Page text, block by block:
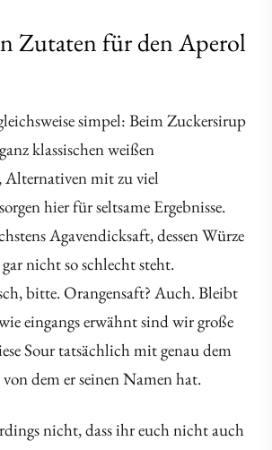
Zutaten für den Aperol
simpel: Beim Zuckersirup
klassischen weißen
mit zu viel
hier für seltsame Ergebnisse.
Agavendicksaft, dessen Würze
nicht so schlecht steht.
bitte. Orangensaft? Auch. Bleibt
eingangs erwähnt sind wir große
Sour tatsächlich mit genau dem
dem er seinen Namen hat.
nicht, dass ihr euch nicht auch